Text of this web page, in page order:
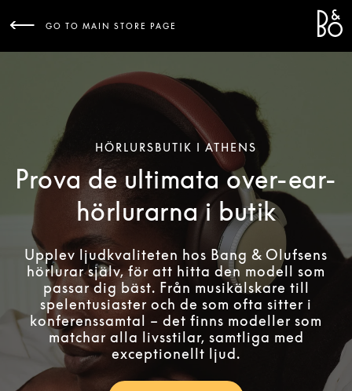
GO TO MAIN STORE PAGE
HÖRLURSBUTIK I ATHENS
Prova de ultimata over-ear-
hörlurarna i butik
Upplev ljudkvaliteten hos Bang & Olufsens
hörlurar själv, för att hitta den modell som
passar dig bäst. Från musikälskare till
spelentusiaster och de som ofta sitter i
konferenssamtal – det finns modeller som
matchar alla livsstilar, samtliga med
exceptionellt ljud.